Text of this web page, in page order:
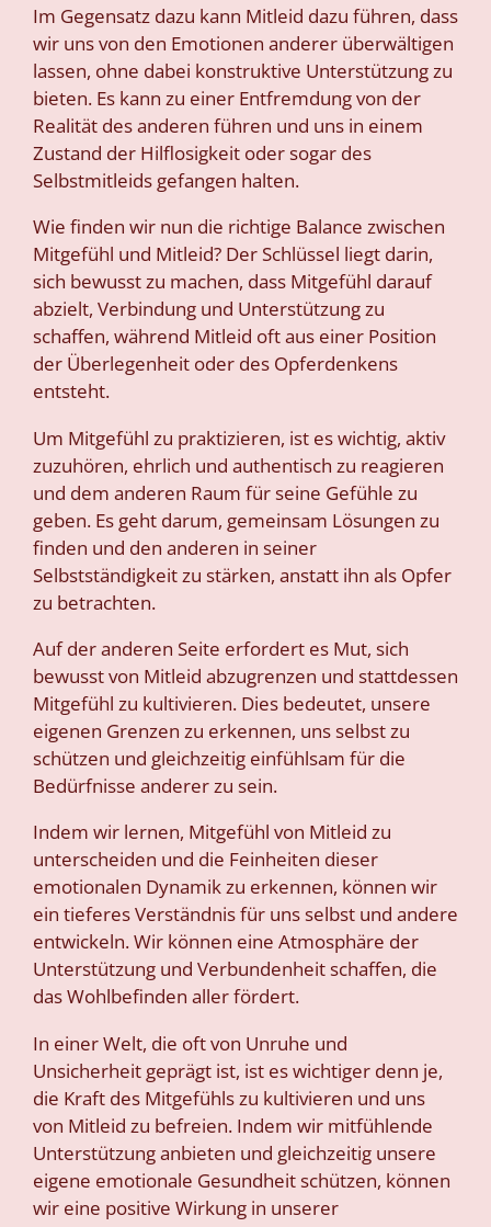
Im Gegensatz dazu kann Mitleid dazu führen, dass
wir uns von den Emotionen anderer überwältigen
lassen, ohne dabei konstruktive Unterstützung zu
bieten. Es kann zu einer Entfremdung von der
Realität des anderen führen und uns in einem
Zustand der Hilflosigkeit oder sogar des
Selbstmitleids gefangen halten.
Wie finden wir nun die richtige Balance zwischen
Mitgefühl und Mitleid? Der Schlüssel liegt darin,
sich bewusst zu machen, dass Mitgefühl darauf
abzielt, Verbindung und Unterstützung zu
schaffen, während Mitleid oft aus einer Position
der Überlegenheit oder des Opferdenkens
entsteht.
Um Mitgefühl zu praktizieren, ist es wichtig, aktiv
zuzuhören, ehrlich und authentisch zu reagieren
und dem anderen Raum für seine Gefühle zu
geben. Es geht darum, gemeinsam Lösungen zu
finden und den anderen in seiner
Selbstständigkeit zu stärken, anstatt ihn als Opfer
zu betrachten.
Auf der anderen Seite erfordert es Mut, sich
bewusst von Mitleid abzugrenzen und stattdessen
Mitgefühl zu kultivieren. Dies bedeutet, unsere
eigenen Grenzen zu erkennen, uns selbst zu
schützen und gleichzeitig einfühlsam für die
Bedürfnisse anderer zu sein.
Indem wir lernen, Mitgefühl von Mitleid zu
unterscheiden und die Feinheiten dieser
emotionalen Dynamik zu erkennen, können wir
ein tieferes Verständnis für uns selbst und andere
entwickeln. Wir können eine Atmosphäre der
Unterstützung und Verbundenheit schaffen, die
das Wohlbefinden aller fördert.
In einer Welt, die oft von Unruhe und
Unsicherheit geprägt ist, ist es wichtiger denn je,
die Kraft des Mitgefühls zu kultivieren und uns
von Mitleid zu befreien. Indem wir mitfühlende
Unterstützung anbieten und gleichzeitig unsere
eigene emotionale Gesundheit schützen, können
wir eine positive Wirkung in unserer